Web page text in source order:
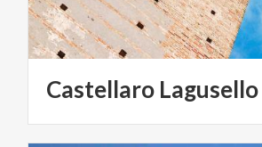
Castellaro Lagusello